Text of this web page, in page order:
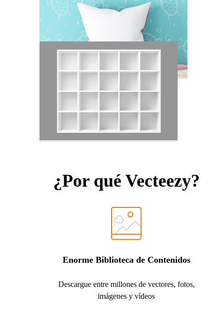
¿Por qué Vecteezy?
Enorme Biblioteca de Contenidos
Descargue entre millones de vectores, fotos,
imágenes y vídeos